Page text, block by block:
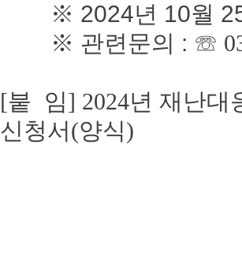
※ 2024년 10월 25
※ 관련문의 : ☏
[붙 임] 2024년 재난대
신청서(양식)